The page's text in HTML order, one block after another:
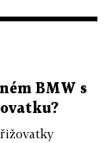
BMW s